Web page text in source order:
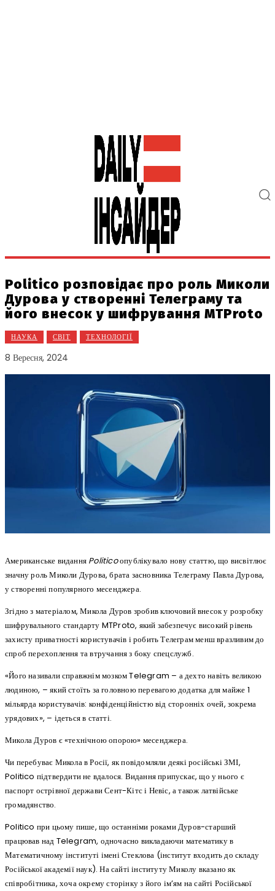
Politico розповідає про роль Миколи
Дурова у створенні Телеграму та
його внесок у шифрування MTProto
НАУКА СВІТ ТЕХНОЛОГІЇ
8 Вересня, 2024
Американське видання Politicoопублікувало нову статтю, що висвітлює
значну роль Миколи Дурова, брата засновника Телеграму Павла Дурова,
у створенні популярного месенджера.
Згідно з матеріалом, Микола Дуров зробив ключовий внесок у розробку
шифрувального стандарту MTProto, який забезпечує високий рівень
захисту приватності користувачів і робить Телеграм менш вразливим до
спроб перехоплення та втручання з боку спецслужб.
«Його називали справжнім мозком Telegram – а дехто навіть великою
людиною, – який стоїть за головною перевагою додатка для майже 1
мільярда користувачів: конфіденційністю від сторонніх очей, зокрема
урядових», – ідеться в статті.
Микола Дуров є «технічною опорою» месенджера.
Чи перебуває Микола в Росії, як повідомляли деякі російські ЗМІ,
Politico підтвердити не вдалося. Видання припускає, що у нього є
паспорт острівної держави Сент-Кітс і Невіс, а також латвійське
громадянство.
Politico при цьому пише, що останніми роками Дуров-старший
працював над Telegram, одночасно викладаючи математику в
Математичному інституті імені Стеклова (інститут входить до складу
Російської академії наук). На сайті інституту Миколу вказано як
співробітника, хоча окрему сторінку з його ім’ям на сайті Російської